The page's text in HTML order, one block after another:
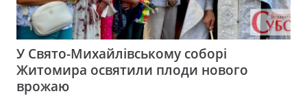
У Свято-Михайлівському соборі
Житомира освятили плоди нового
врожаю